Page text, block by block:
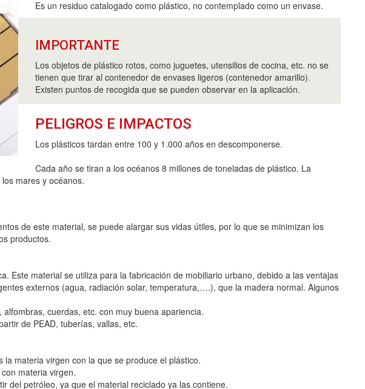
Es un residuo catalogado como plástico, no contemplado como un envase.
IMPORTANTE
Los objetos de plástico rotos, como juguetes, utensilios de cocina, etc. no se
tienen que tirar al contenedor de envases ligeros (contenedor amarillo).
Existen puntos de recogida que se pueden observar en la aplicación.
PELIGROS E IMPACTOS
Los plásticos tardan entre 100 y 1.000 años en descomponerse.
Cada año se tiran a los océanos 8 millones de toneladas de plástico. La
mares y océanos.
de este material, se puede alargar sus vidas útiles, por lo que se minimizan los
productos.
Este material se utiliza para la fabricación de mobiliario urbano, debido a las ventajas
externos (agua, radiación solar, temperatura,….), que la madera normal. Algunos
cuerdas, etc. con muy buena apariencia.
de PEAD, tuberías, vallas, etc.
materia virgen con la que se produce el plástico.
materia virgen.
del petróleo, ya que el material reciclado ya las contiene.